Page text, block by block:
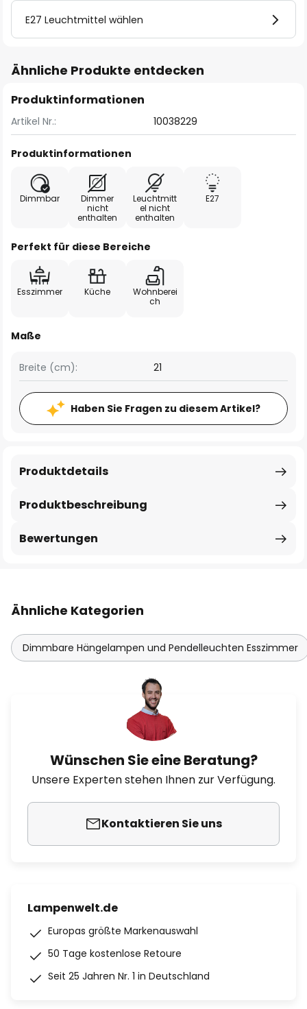
E27 Leuchtmittel wählen
Ähnliche Produkte entdecken
Produktinformationen
Artikel Nr.: 10038229
Produktinformationen
Dimmbar
Dimmer
nicht
enthalten
Leuchtmitt
el nicht
enthalten
E27
Perfekt für diese Bereiche
Esszimmer Küche
Wohnberei
ch
Maße
Breite (cm): 21
Haben Sie Fragen zu diesem Artikel?
Produktbeschreibung
Produktdetails
Bewertungen
Ähnliche Kategorien
Dimmbare Hängelampen und Pendelleuchten Esszimmer
Wünschen Sie eine Beratung?
Unsere Experten stehen Ihnen zur Verfügung.
Kontaktieren Sie uns
Lampenwelt.de
Europas größte Markenauswahl
50 Tage kostenlose Retoure
Seit 25 Jahren Nr. 1 in Deutschland